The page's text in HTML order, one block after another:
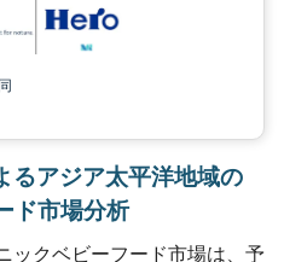
アジア太平洋地域の
ド市場分析
ックベビーフード市場は、予